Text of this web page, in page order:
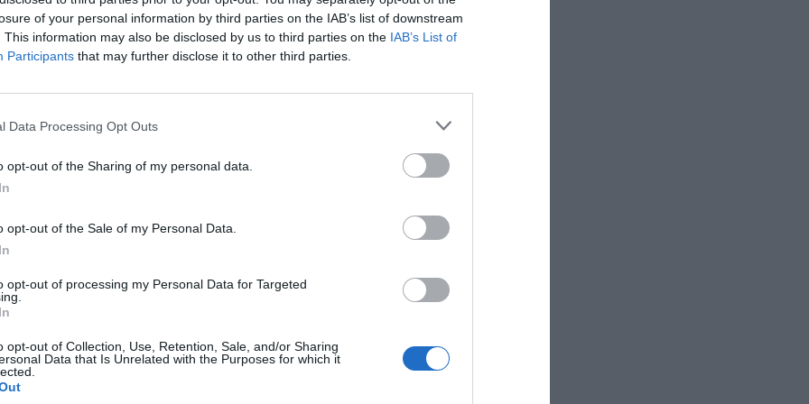
of your personal information by third parties on the IAB’s list of downstream
This information may also be disclosed by us to third parties on the IAB’s List of
Participants that may further disclose it to other third parties.
Data Processing Opt Outs
opt-out of the Sharing of my personal data.
opt-out of the Sale of my Personal Data.
opt-out of processing my Personal Data for Targeted
opt-out of Collection, Use, Retention, Sale, and/or Sharing
Data that Is Unrelated with the Purposes for which it
busca invertir en empresas que crean, producen o
o servicios, y que facilitan la economía
la información para inversores facilitada al regulador
ha sido impulsado por las nuevas tecnologías, la expansión
la Generación Z que valoran las experiencias tanto como los
sobre la riqueza y la transparencia en los procesos de
la empresa. “Algunos de estos sectores también
tendencias aceleradas por la pandemia de Covid-19”,
y Coles en la gestión de la Spac se encuentra James
empresas emergentes, incluida la cadena de restaurantes
la junta directiva Kirsten Green, el ejecutivo de
que también fue directora de operaciones de la NFL y
asesora de la liga. Por su parte, Ledecky es copropietaio de
la NHL y fundó Mail Boxes Etc, que ahora forma parte de